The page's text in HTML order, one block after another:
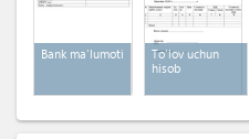
Bank ma'lumoti
To'lov uchun
hisob